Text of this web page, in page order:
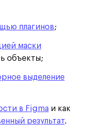
плагинов;
маски
объекты;
выделение
в Figma и как
результат.